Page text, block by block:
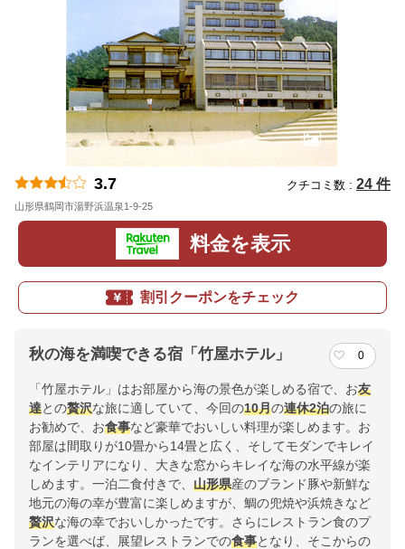
3.7 クチコミ数 : 24 件
山形県鶴岡市湯野浜温泉1-9-25
料金を表示
割引クーポンをチェック
秋の海を満喫できる宿「竹屋ホテル」 0
「竹屋ホテル」はお部屋から海の景色が楽しめる宿で、お友
達との贅沢な旅に適していて、今回の10月の連休2泊の旅に
お勧めで、お食事など豪華でおいしい料理が楽しめます。お
部屋は間取りが10畳から14畳と広く、そしてモダンでキレイ
なインテリアになり、大きな窓からキレイな海の水平線が楽
しめます。一泊二食付きで、 山形県産のブランド豚や新鮮な
地元の海の幸が豊富に楽しめますが、鯛の兜焼や浜焼きなど
贅沢な海の幸でおいしかったです。さらにレストラン食のプ
ランを選べば、展望レストランでの食事となり、そこからの